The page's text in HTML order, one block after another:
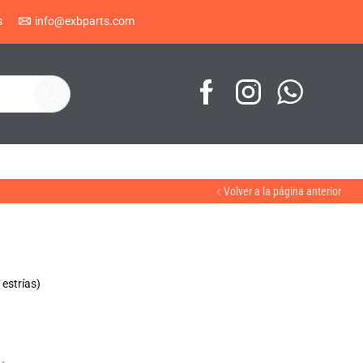
info@exbparts.com
Volver a la página anterior
estrías)